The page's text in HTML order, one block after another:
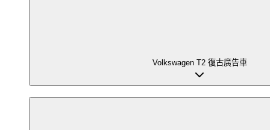
Volkswagen T2 復古廣告車